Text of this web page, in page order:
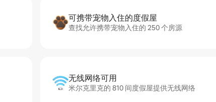
可携带宠物入住的度假屋
查找允许携带宠物入住的 250 个房源
无线网络可用
米尔克里克的 810 间度假屋提供无线网络